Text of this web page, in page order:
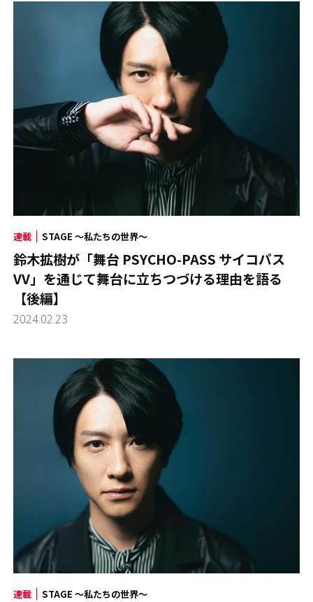
連載 STAGE ～私たちの世界～
鈴木拡樹が「舞台 PSYCHO-PASS サイコパス
VV」を通じて舞台に立ちつづける理由を語る
【後編】
2024.02.23
連載 STAGE ～私たちの世界～